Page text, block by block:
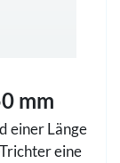
mm
einer Länge
eine